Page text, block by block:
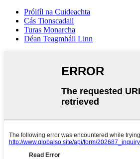
Próifíl na Cuideachta
Cás Tionscadail
Turas Monarcha
Déan Teagmháil Linn